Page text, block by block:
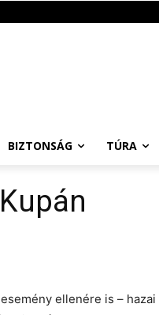
BIZTONSÁG TÚRA
ellenére is – hazai